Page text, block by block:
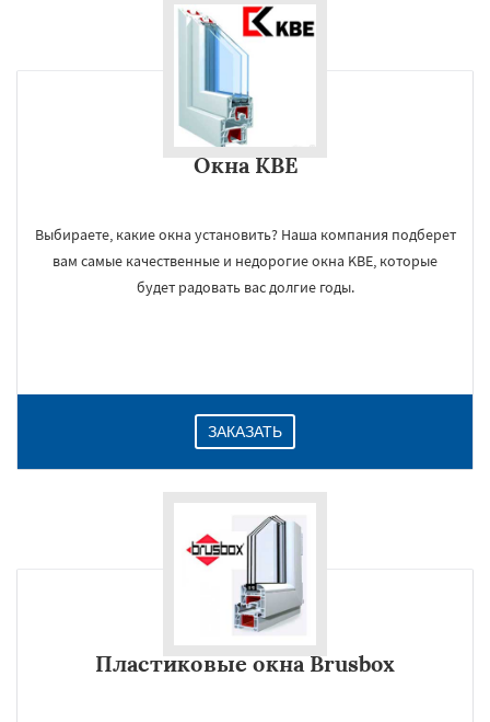
Окна KBE
Выбираете, какие окна установить? Наша компания подберет
вам самые качественные и недорогие окна KBE, которые
будет радовать вас долгие годы.
ЗАКАЗАТЬ
Пластиковые окна Brusbox